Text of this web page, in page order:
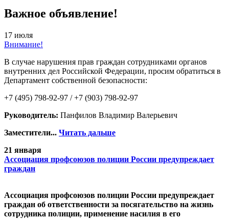
Важное объявление!
17 июля
Внимание!
В случае нарушения прав граждан сотрудниками органов
внутренних дел Российской Федерации, просим обратиться в
Департамент собственной безопасности:
+7 (495) 798-92-97 / +7 (903) 798-92-97
Руководитель: Панфилов Владимир Валерьевич
Заместители... Читать дальше
21 января
Ассоциация профсоюзов полиции России предупреждает
граждан
Ассоциация профсоюзов полиции России предупреждает
граждан об ответственности за посягательство на жизнь
сотрудника полиции, применение насилия в его